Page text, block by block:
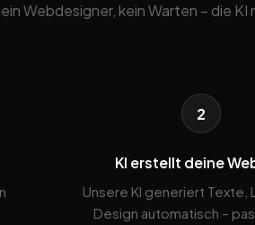
Webdesigner, kein Warten – die
2
KI erstellt deine
Unsere KI generiert Texte,
Design automatisch –